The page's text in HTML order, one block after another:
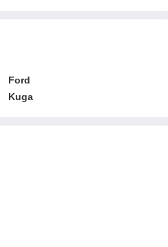
Ford
Kuga